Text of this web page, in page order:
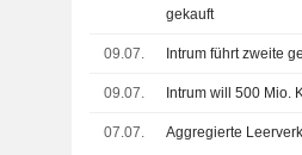
gekauft
09.07. Intrum führt zweite
09.07. Intrum will 500 Mio.
07.07. Aggregierte